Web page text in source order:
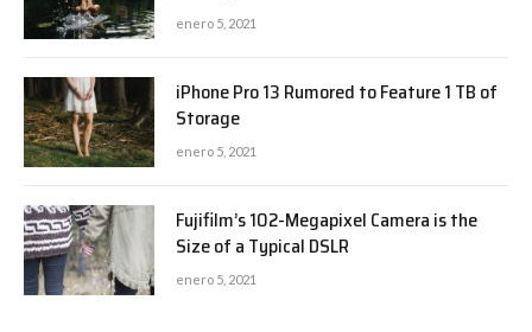
enero 5, 2021
iPhone Pro 13 Rumored to Feature 1 TB of
Storage
enero 5, 2021
Fujifilm’s 102-Megapixel Camera is the
Size of a Typical DSLR
enero 5, 2021